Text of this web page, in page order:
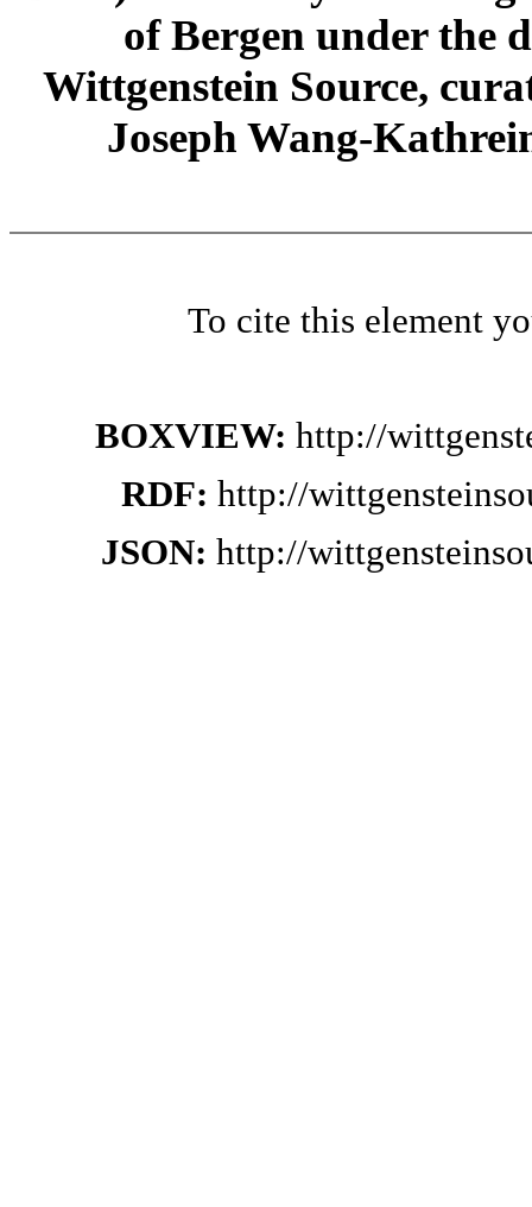
of Bergen under the
Wittgenstein Source,
Joseph Wang-
To cite this element
BOXVIEW: http://
RDF: http://
JSON: http://